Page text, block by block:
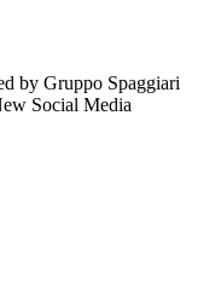
by Gruppo Spaggiari
Social Media